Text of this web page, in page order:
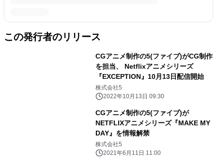
この発行者のリリース
CGアニメ制作の5(ファイブ)がCG制作
を担当、 Netflixアニメシリーズ
『EXCEPTION』10月13日配信開始
株式会社5
2022年10月13日 09:30
CGアニメ制作の5(ファイブ)が
NETFLIXアニメシリーズ『MAKE MY
DAY』を情報解禁
株式会社5
2021年6月11日 11:00